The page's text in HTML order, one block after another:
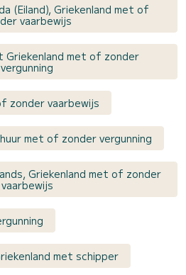
(Eiland), Griekenland met of
vaarbewijs
Griekenland met of zonder
vergunning
zonder vaarbewijs
met of zonder vergunning
Griekenland met of zonder
vaarbewijs
met schipper